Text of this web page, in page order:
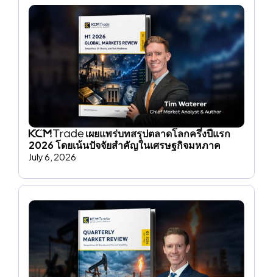
เผยแพร่บทสรุปตลาดโลกครึ่งปีแรก
2026 โดยเน้นปัจจัยสําคัญในเศรษฐกิจมหภาค
July 6, 2026